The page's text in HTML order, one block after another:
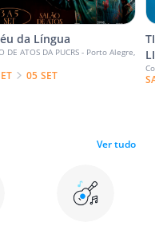
da Língua
DE ATOS DA PUCRS - Porto Alegre,
05 SET
Ver tudo